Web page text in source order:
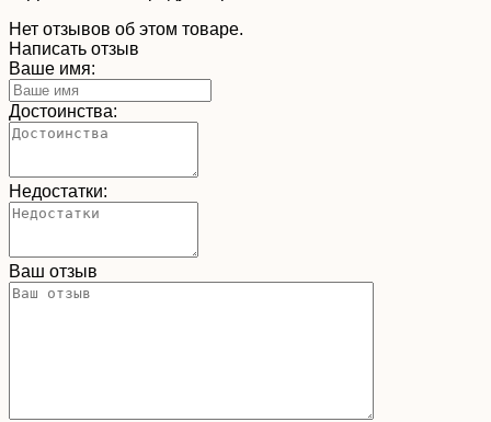
Нет отзывов об этом товаре.
Написать отзыв
Ваше имя:
Достоинства:
Недостатки:
Ваш отзыв